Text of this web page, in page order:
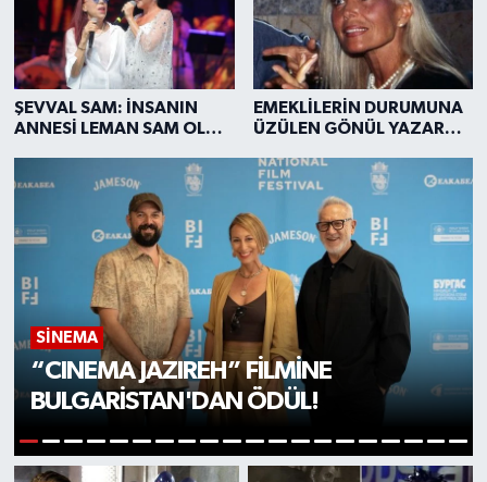
ŞEVVAL SAM: İNSANIN
ANNESİ LEMAN SAM OLUR
EMEKLİLERİN DURUMUNA
ÜZÜLEN GÖNÜL YAZAR
SİNEMA
“CINEMA JAZIREH” FİLMİNE
BULGARİSTAN'DAN ÖDÜL!
1 2 3 5 6 7 8 9 10 11121314151617181920